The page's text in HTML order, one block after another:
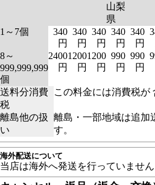
山梨
県
1～7個
340
円
340
円
340
円
340
円
340
円
8～
999,999,999
個
2400
円
1200
円
1200
円
990
円
990
円
送料分消費
税
この料金には消費税が
離島他の扱
い
離島・一部地域は追加
す。
海外配送について
当店は海外へ発送を行っていません